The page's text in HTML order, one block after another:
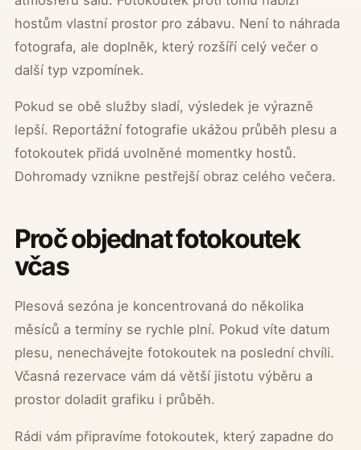
hostům vlastní prostor pro zábavu. Není to náhrada
fotografa, ale doplněk, který rozšíří celý večer o
další typ vzpomínek.
Pokud se obě služby sladí, výsledek je výrazně
lepší. Reportážní fotografie ukážou průběh plesu a
fotokoutek přidá uvolněné momentky hostů.
Dohromady vznikne pestřejší obraz celého večera.
Proč objednat fotokoutek
včas
Plesová sezóna je koncentrovaná do několika
měsíců a termíny se rychle plní. Pokud víte datum
plesu, nenechávejte fotokoutek na poslední chvíli.
Včasná rezervace vám dá větší jistotu výběru a
prostor doladit grafiku i průběh.
Rádi vám připravíme fotokoutek, který zapadne do